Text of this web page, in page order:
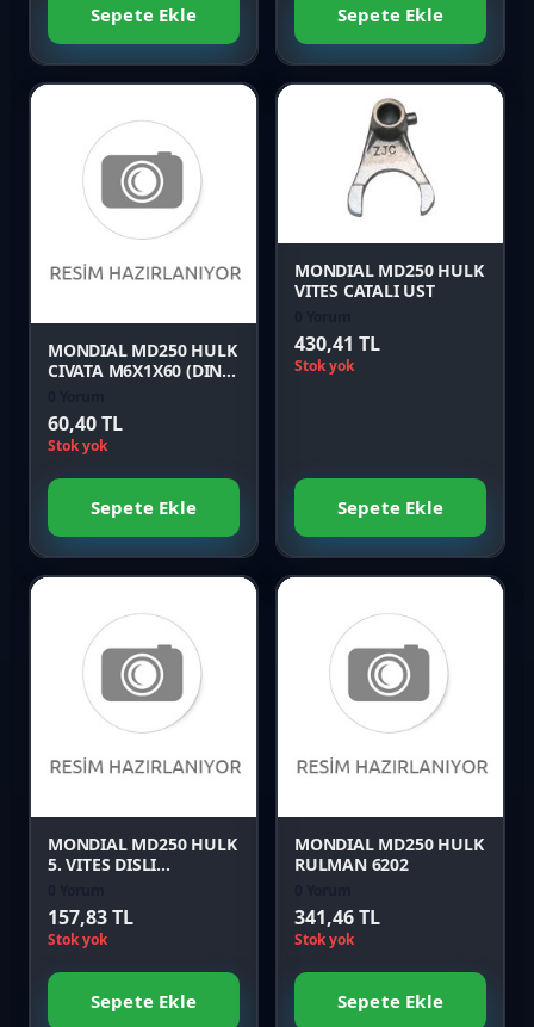
Sepete Ekle Sepete Ekle
Favori
Karşılaştır
MONDIAL MD250 HULK
CIVATA M6X1X60 (DIN
60,40 TL
Stok yok
Sepete Ekle
Favori
Karşılaştır
Önizle
MONDIAL MD250 HULK
VITES CATALI UST
430,41 TL
Stok yok
Sepete Ekle
Favori
Karşılaştır
MONDIAL MD250 HULK
5. VITES DISLI
157,83 TL
Stok yok
Sepete Ekle
Favori
Karşılaştır
MONDIAL MD250 HULK
RULMAN 6202
341,46 TL
Stok yok
Sepete Ekle